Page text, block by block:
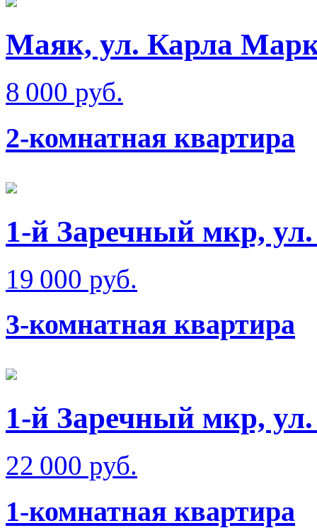
Маяк, ул. Карла
8 000 руб.
2-комнатная квартира
1-й Заречный мкр,
19 000 руб.
3-комнатная квартира
1-й Заречный мкр,
22 000 руб.
1-комнатная квартира